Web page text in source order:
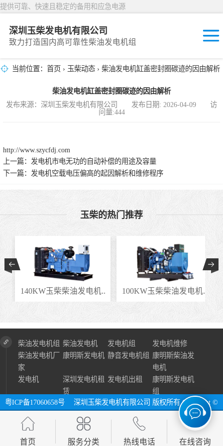
提供可靠、快速且稳定的备用和应急电源
深圳玉柴发电机有限公司
致力打造国内高可靠性柴油发电机组
当前位置： 首页 › 玉柴动态 › 柴油发电机缸盖密封圈碳迹的因由解析
柴油发电机缸盖密封圈碳迹的因由解析
发布来源：深圳玉柴发电机有限公司 发布日期: 2026-04-09 访
问量:444
http://www.szycfdj.com
上一篇： 发电机市电无功的自动补偿的用途及容量
下一篇： 发电机空载电压偏高的起因解析和维修程序
玉柴的热门推荐
140KW玉柴柴油发电机.. 100KW玉柴柴油发电机..
柴油发电机组 柴油发电机 发电机组
发电机维修
柴油发电机厂
家
康明斯发电机 静音发电机组 康明斯柴油发
电机
发电机
深圳发电机租
赁
发电机出租
康明斯发电机
组
粤ICP备17060658号
深圳玉柴发电机有限公司 版权所有 Copyright ©
2024 All Right Reserve ⓔ 网址：http://www.szycfdj.com网站地图
首页 服务分类 热线电话 在线咨询
固定开放式